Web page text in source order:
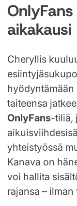
aikakausi
Cheryllis
hyödyntämään
taiteensa
OnlyFans-tiliä,
yhteistyössä
Kanava on
voi hallita
rajansa – ilman